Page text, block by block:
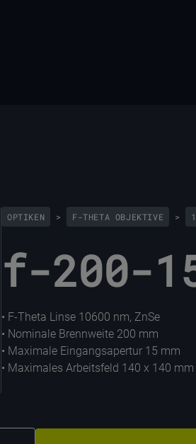
OPTIKEN > F-THETA OBJEKTIVE >
f-200-
• F-Theta Linse 10600 nm, ZnSe
• Nominale Brennweite 200 mm
• Maximale Eingangsapertur 15 mm
• Maximales Arbeitsfeld 140 x 140 mm